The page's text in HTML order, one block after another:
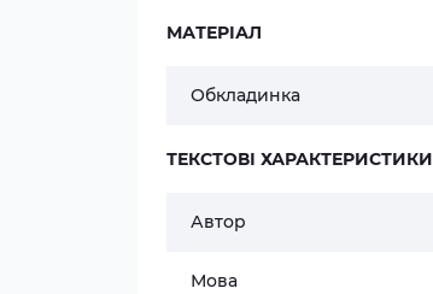
МАТЕРІАЛ
Обкладинка
ТЕКСТОВІ ХАРАКТЕРИСТИКИ
Автор
Мова